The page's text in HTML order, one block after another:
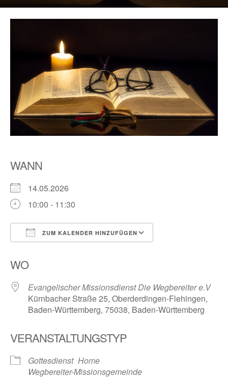
WANN
14.05.2026
10:00 - 11:30
ZUM KALENDER HINZUFÜGEN
WO
Evangelischer Missionsdienst Die Wegbereiter e.V
Kürnbacher Straße 25, Oberderdingen-Flehingen,
Baden-Württemberg, 75038, Baden-Württemberg
VERANSTALTUNGSTYP
Gottesdienst Home
Wegbereiter-Missionsgemeinde